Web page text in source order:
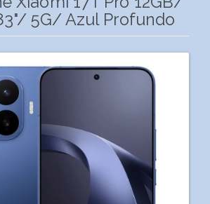
5G/ Azul Profundo